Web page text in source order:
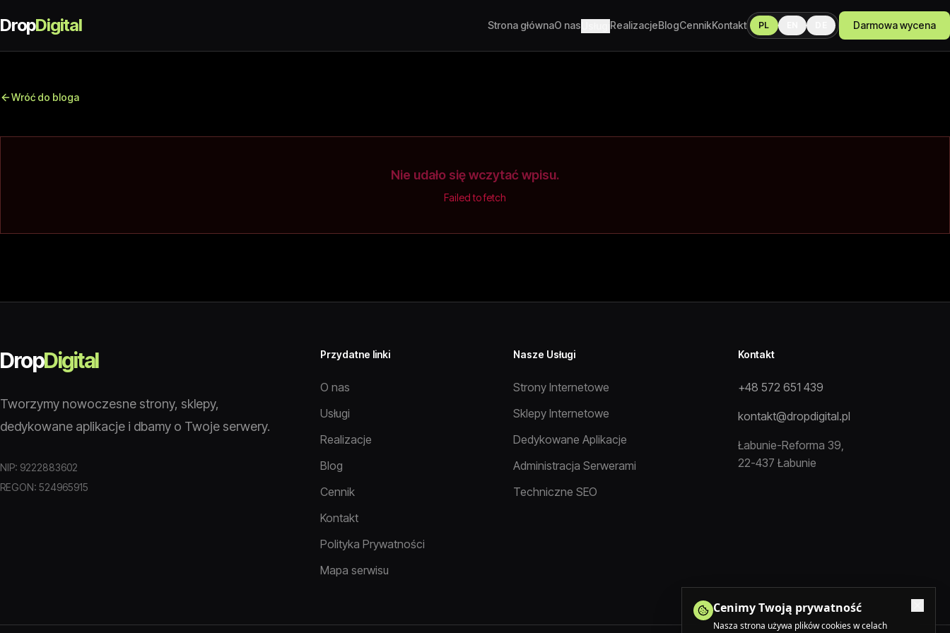
DropDigital Strona głównaO nas RealizacjeBlogCennikKontakt PL Darmowa wycena
Wróć do bloga
Nie udało się wczytać wpisu.
Failed to fetch
DropDigital
Tworzymy nowoczesne strony, sklepy,
dedykowane aplikacje i dbamy o Twoje serwery.
NIP: 9222883602
REGON: 524965915
Przydatne linki
O nas
Usługi
Realizacje
Blog
Cennik
Kontakt
Polityka Prywatności
Mapa serwisu
Nasze Usługi
Strony Internetowe
Sklepy Internetowe
Dedykowane Aplikacje
Administracja Serwerami
Techniczne SEO
Kontakt
+48 572 651 439
kontakt@dropdigital.pl
Łabunie-Reforma 39,
22-437 Łabunie
Cenimy Twoją prywatność
Nasza strona używa plików cookies w celach